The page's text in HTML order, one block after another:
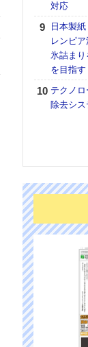
対応
日本製
レンピ
氷詰ま
を目指す
テクノ
除去シ